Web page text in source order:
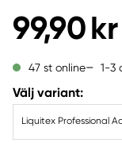
99,90 kr
47 st online 1-3
Välj variant: